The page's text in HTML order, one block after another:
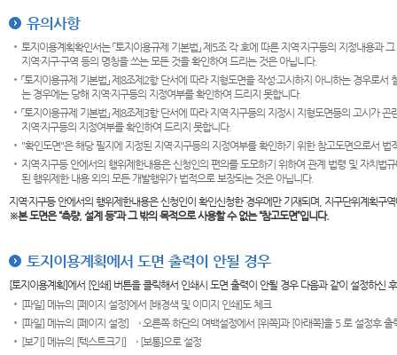
유의사항
토지이용계획확인서는 「토지이용규제 기본법」 제5조 각 호에 따른 지역·지구등의 지정내용
지역·지구·구역 등의 명칭을 쓰는 모든 것을 확인하여 드리는 것은 아닙니다.
「토지이용규제 기본법」 제8조제2항 단서에 따라 지형도면을 작성·고시하지 아니하는 경우로
는 경우에는 당해 지역·지구등의 지정여부를 확인하여 드리지 못합니다.
「토지이용규제 기본법」 제8조제3항 단서에 따라 지역·지구등의 지정시 지형도면등의 고시가
지역·지구등의 지정여부를 확인하여 드리지 못합니다.
"확인도면"은 해당 필지에 지정된 지역·지구등의 지정여부를 확인하기 위한 참고도면으로서
지역·지구등 안에서의 행위제한내용은 신청인의 편의를 도모하기 위하여 관계 법령 및 자치
된 행위제한 내용 외의 모든 개발행위가 법적으로 보장되는 것은 아닙니다.
지역·지구등 안에서의 행위제한내용은 신청인이 확인신청한 경우에만 기재되며, 지구단위계획
※본 도면은“측량, 설계 등”과 그 밖의 목적으로 사용할 수 없는 “참고도면”입니다.
토지이용계획에서 도면 출력이 안될 경우
[토지이용계획]에서 [인쇄] 버튼을 클릭해서 인쇄시 도면 출력이 안될 경우 다음과 같이 설정하신
[파일] 메뉴의 [페이지 설정]에서 [배경색 및 이미지 인쇄]도 체크
[파일] 메뉴의 [페이지 설정] → 오른쪽 하단의 여백설정에서 [위쪽]과 [아래쪽]을 5 로 설정후 출
[보기] 메뉴의 [텍스트크기] → [보통]으로 설정